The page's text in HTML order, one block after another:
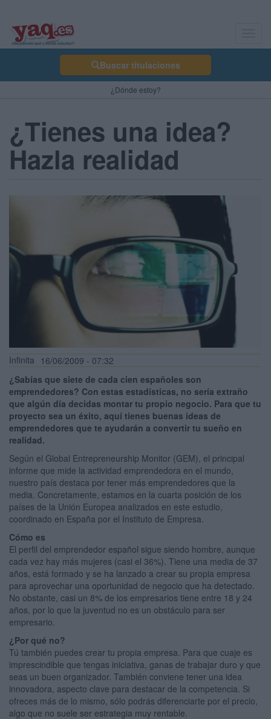
Buscar titulaciones
¿Dónde estoy?
¿Tienes una idea?
Hazla realidad
Infinita 16/06/2009 - 07:32
¿Sabías que siete de cada cien españoles son
emprendedores? Con estas estadísticas, no sería extraño
que algún día decidas montar tu propio negocio. Para que tu
proyecto sea un éxito, aquí tienes buenas ideas de
emprendedores que te ayudarán a convertir tu sueño en
realidad.
Según el Global Entrepreneurship Monitor (GEM), el principal
informe que mide la actividad emprendedora en el mundo,
nuestro país destaca por tener más emprendedores que la
media. Concretamente, estamos en la cuarta posición de los
países de la Unión Europea analizados en este estudio,
coordinado en España por el Instituto de Empresa.
Cómo es
El perfil del emprendedor español sigue siendo hombre, aunque
cada vez hay más mujeres (casi el 36%). Tiene una media de 37
años, está formado y se ha lanzado a crear su propia empresa
para aprovechar una oportunidad de negocio que ha detectado.
No obstante, casi un 8% de los empresarios tiene entre 18 y 24
años, por lo que la juventud no es un obstáculo para ser
empresario.
¿Por qué no?
Tú también puedes crear tu propia empresa. Para que cuaje es
imprescindible que tengas iniciativa, ganas de trabajar duro y que
seas un buen organizador. También conviene tener una idea
innovadora, aspecto clave para destacar de la competencia. Si
ofreces más de lo mismo, sólo podrás diferenciarte por el precio,
algo que no suele ser estrategia muy rentable.